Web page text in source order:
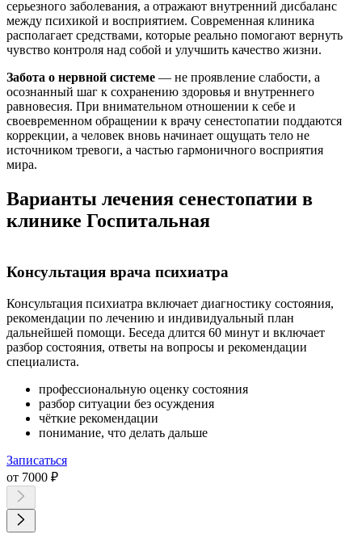
серьезного заболевания, а отражают внутренний дисбаланс
между психикой и восприятием. Современная клиника
располагает средствами, которые реально помогают вернуть
чувство контроля над собой и улучшить качество жизни.
Забота о нервной системе — не проявление слабости, а
осознанный шаг к сохранению здоровья и внутреннего
равновесия. При внимательном отношении к себе и
своевременном обращении к врачу сенестопатии поддаются
коррекции, а человек вновь начинает ощущать тело не
источником тревоги, а частью гармоничного восприятия
мира.
Варианты лечения сенестопатии в
клинике Госпитальная
Консультация врача психиатра
Консультация психиатра включает диагностику состояния,
рекомендации по лечению и индивидуальный план
дальнейшей помощи. Беседа длится 60 минут и включает
разбор состояния, ответы на вопросы и рекомендации
специалиста.
профессиональную оценку состояния
разбор ситуации без осуждения
чёткие рекомендации
понимание, что делать дальше
Записаться
от 7000 ₽